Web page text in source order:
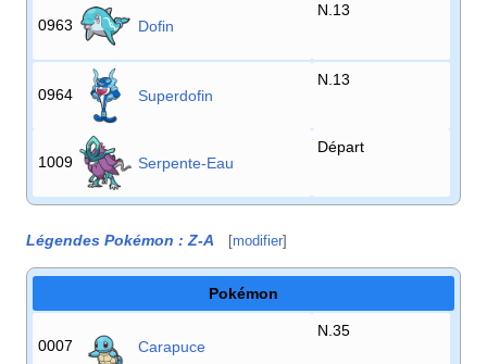
0963 Dofin
N.13
0964 Superdofin
N.13
1009 Serpente-Eau
Départ
Légendes Pokémon :Z-A [modifier]
Pokémon
0007 Carapuce
N.35